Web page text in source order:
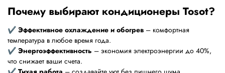
Почему выбирают кондиционеры Tosot?
✔ Эффективное охлаждение и обогрев – комфортная
температура в любое время года.
✔ Энергоэффективность – экономия электроэнергии до 40%,
что снижает ваши счета.